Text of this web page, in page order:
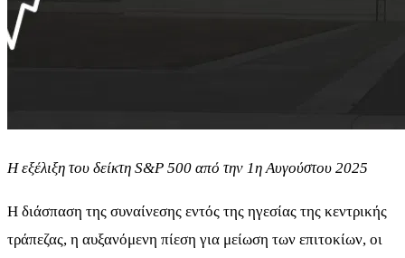
Η εξέλιξη του δείκτη S&P 500 από την 1η Αυγούστου 2025
Η διάσπαση της συναίνεσης εντός της ηγεσίας της κεντρικής
τράπεζας, η αυξανόμενη πίεση για μείωση των επιτοκίων, οι